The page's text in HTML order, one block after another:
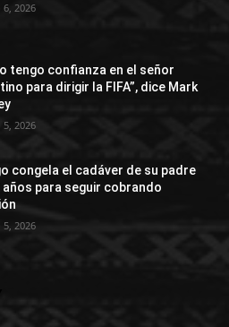
2026
tengo confianza en el señor
para dirigir la FIFA”, dice Mark
2026
congela el cadáver de su padre
años para seguir cobrando
2026